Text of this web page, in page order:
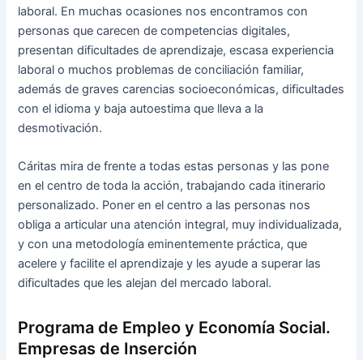
laboral. En muchas ocasiones nos encontramos con
personas que carecen de competencias digitales,
presentan dificultades de aprendizaje, escasa experiencia
laboral o muchos problemas de conciliación familiar,
además de graves carencias socioeconómicas, dificultades
con el idioma y baja autoestima que lleva a la
desmotivación.
Cáritas mira de frente a todas estas personas y las pone
en el centro de toda la acción, trabajando cada itinerario
personalizado. Poner en el centro a las personas nos
obliga a articular una atención integral, muy individualizada,
y con una metodología eminentemente práctica, que
acelere y facilite el aprendizaje y les ayude a superar las
dificultades que les alejan del mercado laboral.
Programa de Empleo y Economía Social.
Empresas de Inserción